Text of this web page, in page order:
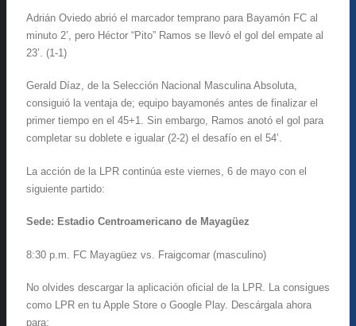
Adrián Oviedo abrió el marcador temprano para Bayamón FC al
minuto 2’, pero Héctor “Pito” Ramos se llevó el gol del empate al
23’. (1-1)
Gerald Díaz, de la Selección Nacional Masculina Absoluta,
consiguió la ventaja de; equipo bayamonés antes de finalizar el
primer tiempo en el 45+1. Sin embargo, Ramos anotó el gol para
completar su doblete e igualar (2-2) el desafío en el 54’.
La acción de la LPR continúa este viernes, 6 de mayo con el
siguiente partido:
Sede: Estadio Centroamericano de Mayagüez
8:30 p.m. FC Mayagüez vs. Fraigcomar (masculino)
No olvides descargar la aplicación oficial de la LPR. La consigues
como LPR en tu Apple Store o Google Play. Descárgala ahora
para: